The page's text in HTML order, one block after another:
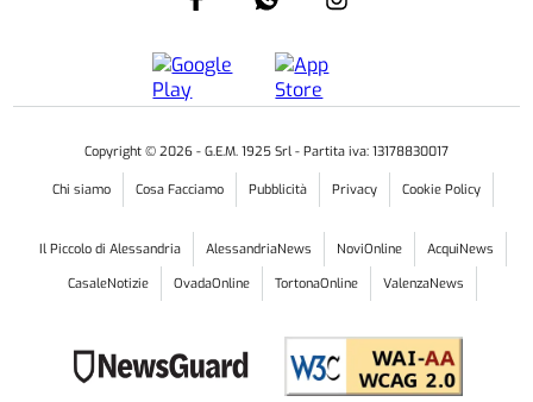
Copyright © 2026 - G.E.M. 1925 Srl - Partita iva: 13178830017
Chi siamo Cosa Facciamo Pubblicità Privacy Cookie Policy
Il Piccolo di Alessandria AlessandriaNews NoviOnline
AcquiNews
CasaleNotizie
OvadaOnline TortonaOnline ValenzaNews